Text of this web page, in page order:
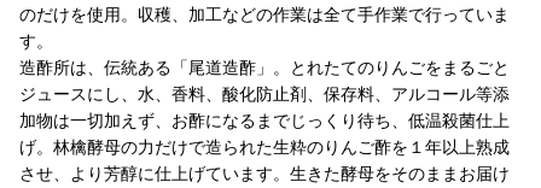
のだけを使用。収穫、加工などの作業は全て手作業で行っていま
す。
造酢所は、伝統ある「尾道造酢」。とれたてのりんごをまるごと
ジュースにし、水、香料、酸化防止剤、保存料、アルコール等添
加物は一切加えず、お酢になるまでじっくり待ち、低温殺菌仕上
げ。林檎酵母の力だけで造られた生粋のりんご酢を１年以上熟成
させ、より芳醇に仕上げています。生きた酵母をそのままお届け